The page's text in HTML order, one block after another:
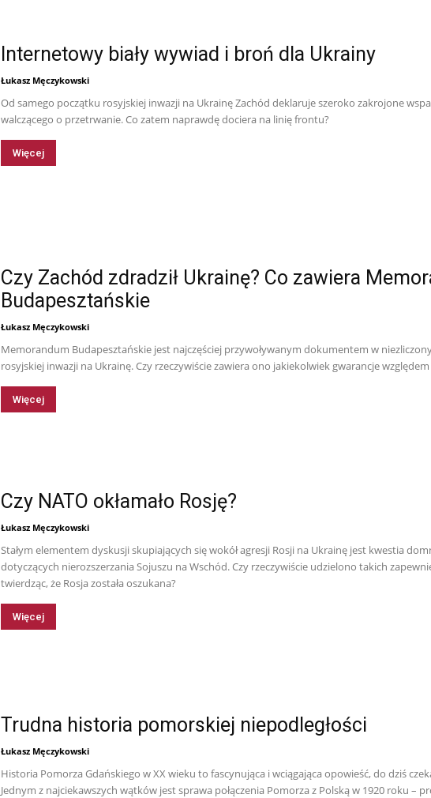
Internetowy biały wywiad i broń dla Ukrainy
Łukasz Męczykowski
Od samego początku rosyjskiej inwazji na Ukrainę Zachód deklaruje szeroko zakrojone
walczącego o przetrwanie. Co zatem naprawdę dociera na linię frontu?
Więcej
Czy Zachód zdradził Ukrainę? Co zawiera
Budapesztańskie
Łukasz Męczykowski
Memorandum Budapesztańskie jest najczęściej przywoływanym dokumentem w
rosyjskiej inwazji na Ukrainę. Czy rzeczywiście zawiera ono jakiekolwiek gwarancje
Więcej
Czy NATO okłamało Rosję?
Łukasz Męczykowski
Stałym elementem dyskusji skupiających się wokół agresji Rosji na Ukrainę jest kwestia
dotyczących nierozszerzania Sojuszu na Wschód. Czy rzeczywiście udzielono takich
twierdząc, że Rosja została oszukana?
Więcej
Trudna historia pomorskiej niepodległości
Łukasz Męczykowski
Historia Pomorza Gdańskiego w XX wieku to fascynująca i wciągająca opowieść, do dziś
Jednym z najciekawszych wątków jest sprawa połączenia Pomorza z Polską w 1920 roku –